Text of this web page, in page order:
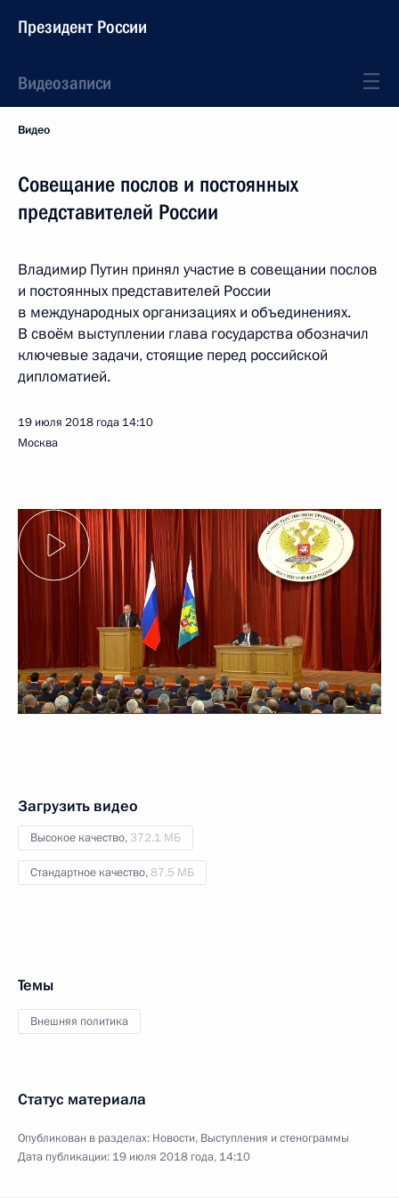
Президент России
Видеозаписи
Видео
Совещание послов и постоянных
представителей России
Владимир Путин принял участие в совещании послов
и постоянных представителей России
в международных организациях и объединениях.
В своём выступлении глава государства обозначил
ключевые задачи, стоящие перед российской
дипломатией.
19 июля 2018 года 14:10
Москва
Загрузить видео
Высокое качество, 372.1 МБ
Стандартное качество,87.5 МБ
Темы
Внешняя политика
Статус материала
Опубликован в разделах: Новости, Выступления и стенограммы
Дата публикации: 19 июля 2018 года, 14:10